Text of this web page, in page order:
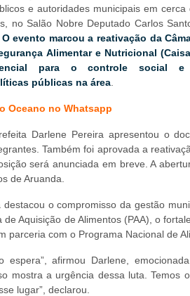
e autoridades municipais em cerca
no Salão Nobre Deputado Carlos
O evento marcou a reativação da
Alimentar e Nutricional
para o controle social
públicas na área
Oceano no Whatsapp
Darlene Pereira apresentou o
Também foi aprovada a
será anunciada em breve. A
de Aruanda.
o compromisso da gestão
Aquisição de Alimentos (PAA), o
parceria com o Programa Nacional de
espera”, afirmou Darlene,
mostra a urgência dessa luta. Temos
lugar”, declarou.